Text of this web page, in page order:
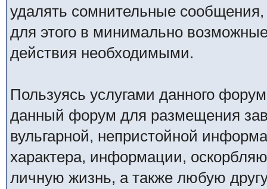
удалять сомнительные
для этого в минимально
действия необходимыми.
Пользуясь услугами данного
данный форум для размещения
вульгарной, непристойной
характера, информации,
личную жизнь, а также любую